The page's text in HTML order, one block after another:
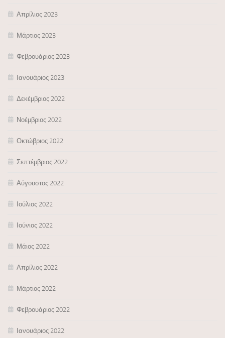
Απρίλιος 2023
Μάρτιος 2023
Φεβρουάριος 2023
Ιανουάριος 2023
Δεκέμβριος 2022
Νοέμβριος 2022
Οκτώβριος 2022
Σεπτέμβριος 2022
Αύγουστος 2022
Ιούλιος 2022
Ιούνιος 2022
Μάιος 2022
Απρίλιος 2022
Μάρτιος 2022
Φεβρουάριος 2022
Ιανουάριος 2022